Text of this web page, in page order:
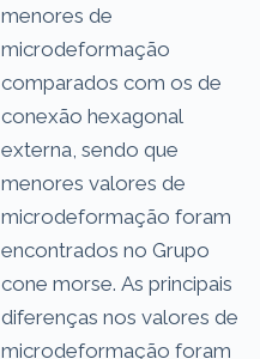
menores de
microdeformação
comparados com os de
conexão hexagonal
externa, sendo que
menores valores de
microdeformação foram
encontrados no Grupo
cone morse. As principais
diferenças nos valores de
microdeformação foram